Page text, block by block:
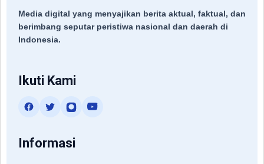
Media digital yang menyajikan berita aktual, faktual, dan
berimbang seputar peristiwa nasional dan daerah di
Indonesia.
Ikuti Kami
Informasi